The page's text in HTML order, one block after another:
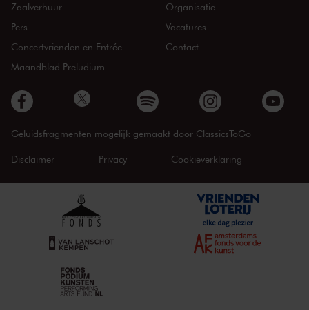
Zaalverhuur
Pers
Concertvrienden en Entrée
Maandblad Preludium
Organisatie
Vacatures
Contact
Geluidsfragmenten mogelijk gemaakt door ClassicsToGo
Disclaimer Privacy Cookieverklaring